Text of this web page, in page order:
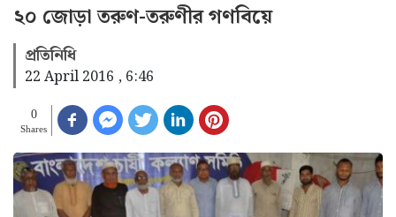
২০ জোড়া তরুণ-তরুণীর গণবিয়ে
প্রতিনিধি
22 April 2016 , 6:46
0
Shares